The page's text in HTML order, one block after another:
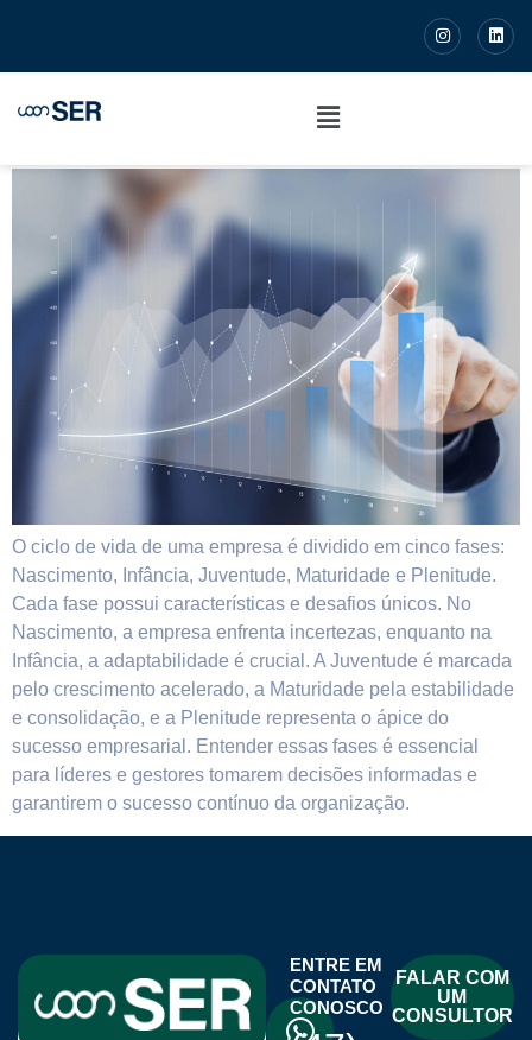
Empresa: características e
desafios
O ciclo de vida de uma empresa é dividido em cinco fases:
Nascimento, Infância, Juventude, Maturidade e Plenitude.
Cada fase possui características e desafios únicos. No
Nascimento, a empresa enfrenta incertezas, enquanto na
Infância, a adaptabilidade é crucial. A Juventude é marcada
pelo crescimento acelerado, a Maturidade pela estabilidade
e consolidação, e a Plenitude representa o ápice do
sucesso empresarial. Entender essas fases é essencial
para líderes e gestores tomarem decisões informadas e
garantirem o sucesso contínuo da organização.
ENTRE EM
CONTATO
CONOSCO
FALAR COM
UM
CONSULTOR